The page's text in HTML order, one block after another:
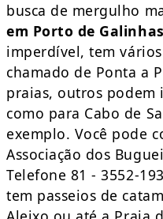
busca de mergulho
em Porto de Galinhas
imperdível, tem
chamado de Ponta a
praias, outros podem
como para Cabo de
exemplo. Você pode
Associação dos
Telefone 81 - 3552-
tem passeios de